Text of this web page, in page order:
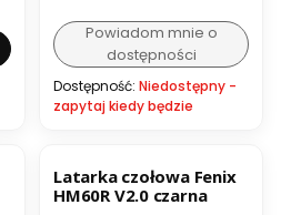
Powiadom mnie o
dostępności
Dostępność: Niedostępny -
zapytaj kiedy będzie
Latarka czołowa Fenix
HM60R V2.0 czarna